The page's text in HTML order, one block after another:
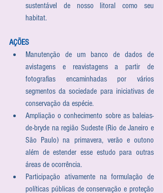
sustentável de nosso litoral como seu
habitat.
AÇÕES
Manutenção de um banco de dados de
avistagens e reavistagens a partir de
fotografias encaminhadas por vários
segmentos da sociedade para iniciativas de
conservação da espécie.
Ampliação o conhecimento sobre as baleias-
de-bryde na região Sudeste (Rio de Janeiro e
São Paulo) na primavera, verão e outono
além de estender esse estudo para outras
áreas de ocorrência.
Participação ativamente na formulação de
políticas públicas de conservação e proteção